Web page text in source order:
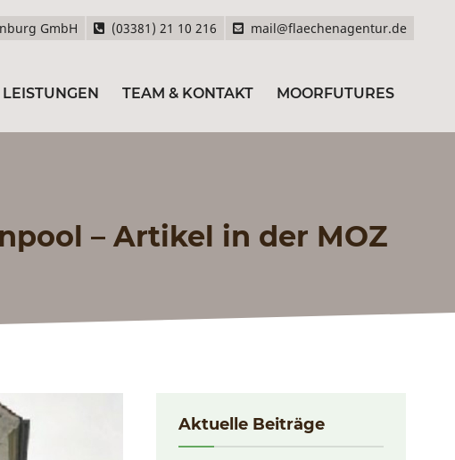
LEISTUNGEN TEAM & KONTAKT MOORFUTURES
GmbH (03381) 21 10 216 mail@flaechenagentur.de
– Artikel in der MOZ
Aktuelle Beiträge